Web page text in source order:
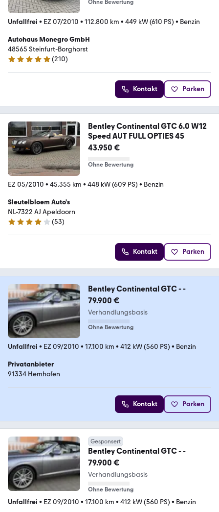
Ohne Bewertung
Unfallfrei • EZ 07/2010 • 112.800 km • 449 kW (610 PS) • Benzin
Autohaus Monegro GmbH
48565 Steinfurt-Borghorst
5 Sterne
(210)
Kontakt Parken
Bentley Continental GTC 6.0 W12
Speed AUT FULL OPTIES 45
43.950 €
Ohne Bewertung
EZ 05/2010 • 45.355 km • 448 kW (609 PS) • Benzin
Sleutelbloem Auto's
NL-7322 AJ Apeldoorn
3.8 Sterne
(53)
Kontakt Parken
Bentley Continental GTC - -
79.900 €
Verhandlungsbasis
Ohne Bewertung
Unfallfrei • EZ 09/2010 • 17.100 km • 412 kW (560 PS) • Benzin
Privatanbieter
91334 Hemhofen
Kontakt Parken
Gesponsert
Bentley Continental GTC - -
79.900 €
Verhandlungsbasis
Ohne Bewertung
Unfallfrei • EZ 09/2010 • 17.100 km • 412 kW (560 PS) • Benzin